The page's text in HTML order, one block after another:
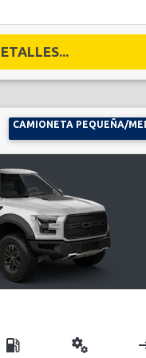
CAMIONETA PEQUEÑA/
local_gas_station miscellaneous_services